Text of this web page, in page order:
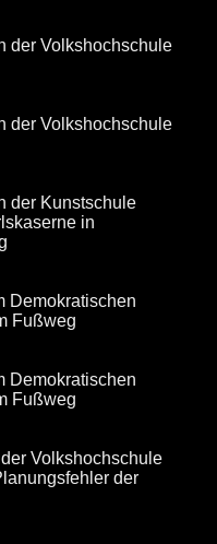
der Volkshochschule
der Volkshochschule
der Kunstschule
in
Demokratischen
Fußweg
Demokratischen
Fußweg
Volkshochschule
der